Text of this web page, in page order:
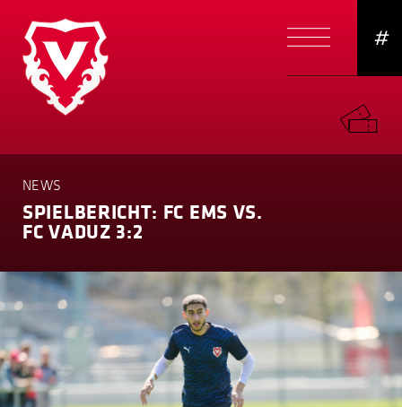
#
NEWS
SPIELBERICHT: FC EMS VS.
FC VADUZ 3:2